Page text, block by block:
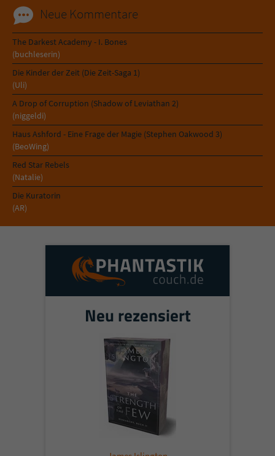
Neue Kommentare
The Darkest Academy - I. Bones
(buchleserin)
Die Kinder der Zeit (Die Zeit-Saga 1)
(Uli)
A Drop of Corruption (Shadow of Leviathan 2)
(niggeldi)
Haus Ashford - Eine Frage der Magie (Stephen Oakwood 3)
(BeoWing)
Red Star Rebels
(Natalie)
Die Kuratorin
(AR)
Neu rezensiert